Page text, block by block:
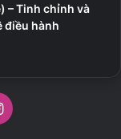
– Tinh chỉnh và
điều hành
Instagram